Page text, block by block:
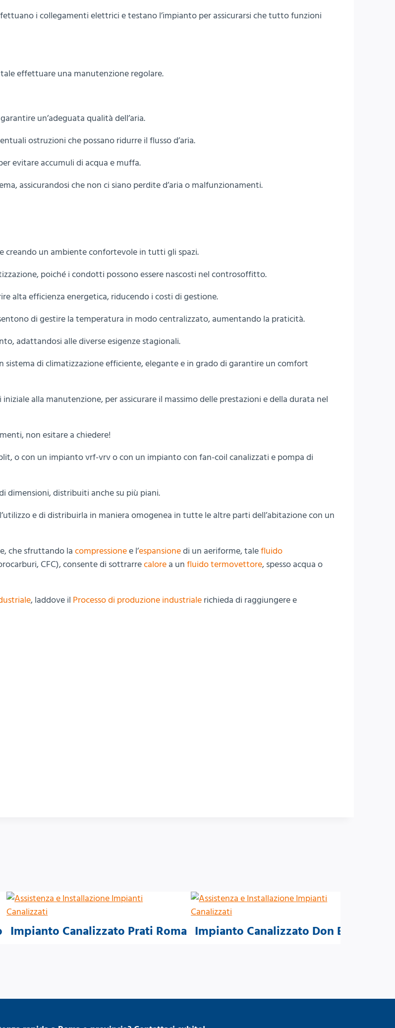
i collegamenti elettrici e testano l’impianto per assicurarsi che tutto funzioni
effettuare una manutenzione regolare.
un’adeguata qualità dell’aria.
ostruzioni che possano ridurre il flusso d’aria.
evitare accumuli di acqua e muffa.
assicurandosi che non ci siano perdite d’aria o malfunzionamenti.
creando un ambiente confortevole in tutti gli spazi.
poiché i condotti possono essere nascosti nel controsoffitto.
alta efficienza energetica, riducendo i costi di gestione.
di gestire la temperatura in modo centralizzato, aumentando la praticità.
adattandosi alle diverse esigenze stagionali.
sistema di climatizzazione efficiente, elegante e in grado di garantire un comfort
alla manutenzione, per assicurare il massimo delle prestazioni e della durata nel
non esitare a chiedere!
o con un impianto vrf-vrv o con un impianto con fan-coil canalizzati e pompa di
dimensioni, distribuiti anche su più piani.
e di distribuirla in maniera omogenea in tutte le altre parti dell’abitazione con un
che sfruttando la compressionee l’espansionedi un aeriforme, talefluido
CFC), consente di sottrarrecalorea un fluido termovettore, spesso acqua o
, laddove il Processo di produzione industrialerichieda di raggiungere e
Impianto Canalizzato Prati Roma Impianto Canalizzato Don Bosco